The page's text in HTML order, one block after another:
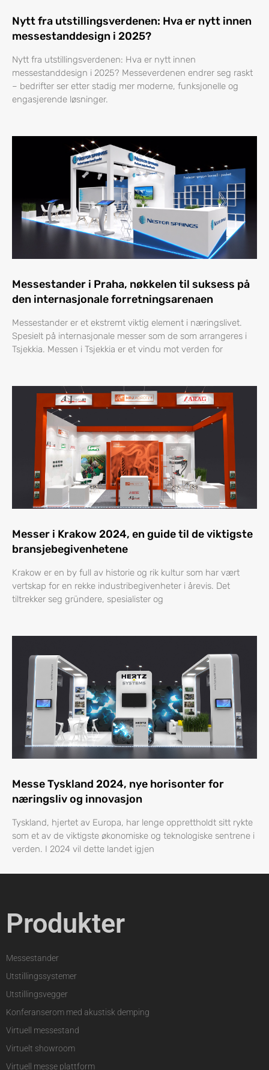
Nytt fra utstillingsverdenen: Hva er nytt innen
messestanddesign i 2025?
Nytt fra utstillingsverdenen: Hva er nytt innen
messestanddesign i 2025? Messeverdenen endrer seg raskt
– bedrifter ser etter stadig mer moderne, funksjonelle og
engasjerende løsninger.
Messestander i Praha, nøkkelen til suksess på
den internasjonale forretningsarenaen
Messestander er et ekstremt viktig element i næringslivet.
Spesielt på internasjonale messer som de som arrangeres i
Tsjekkia. Messen i Tsjekkia er et vindu mot verden for
Messer i Krakow 2024, en guide til de viktigste
bransjebegivenhetene
Krakow er en by full av historie og rik kultur som har vært
vertskap for en rekke industribegivenheter i årevis. Det
tiltrekker seg gründere, spesialister og
Messe Tyskland 2024, nye horisonter for
næringsliv og innovasjon
Tyskland, hjertet av Europa, har lenge opprettholdt sitt rykte
som et av de viktigste økonomiske og teknologiske sentrene i
verden. I 2024 vil dette landet igjen
Produkter
Messestander
Utstillingssystemer
Utstillingsvegger
Konferanserom med akustisk demping
Virtuell messestand
Virtuelt showroom
Virtuell messe plattform